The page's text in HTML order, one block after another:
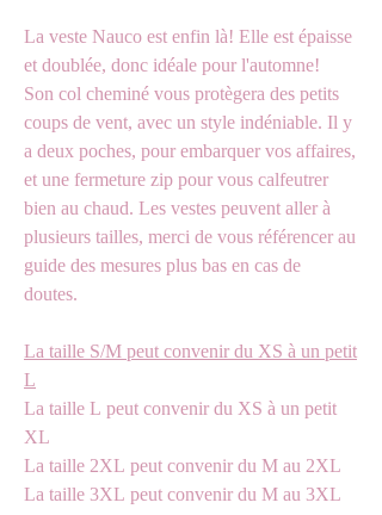
La veste Nauco est enfin là! Elle est épaisse
et doublée, donc idéale pour l'automne!
Son col cheminé vous protègera des petits
coups de vent, avec un style indéniable. Il y
a deux poches, pour embarquer vos affaires,
et une fermeture zip pour vous calfeutrer
bien au chaud. Les vestes peuvent aller à
plusieurs tailles, merci de vous référencer au
guide des mesures plus bas en cas de
doutes.
La taille S/M peut convenir du XS à un petit
L
La taille L peut convenir du XS à un petit
XL
La taille 2XL peut convenir du M au 2XL
La taille 3XL peut convenir du M au 3XL